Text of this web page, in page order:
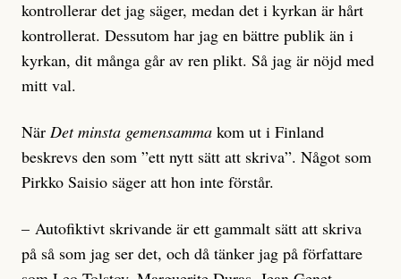
kontrollerar det jag säger, medan det i kyrkan är hårt
kontrollerat. Dessutom har jag en bättre publik än i
kyrkan, dit många går av ren plikt. Så jag är nöjd med
mitt val.
När Det minsta gemensamma kom ut i Finland
beskrevs den som ”ett nytt sätt att skriva”. Något som
Pirkko Saisio säger att hon inte förstår.
– Autofiktivt skrivande är ett gammalt sätt att skriva
på så som jag ser det, och då tänker jag på författare